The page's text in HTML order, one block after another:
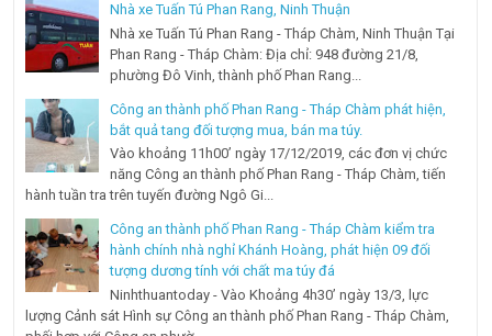
Nhà xe Tuấn Tú Phan Rang, Ninh Thuận
Nhà xe Tuấn Tú Phan Rang - Tháp Chàm, Ninh Thuận Tại
Phan Rang - Tháp Chàm: Địa chỉ: 948 đường 21/8,
phường Đô Vinh, thành phố Phan Rang...
Công an thành phố Phan Rang - Tháp Chàm phát hiện,
bắt quả tang đối tượng mua, bán ma túy.
Vào khoảng 11h00’ ngày 17/12/2019, các đơn vị chức
năng Công an thành phố Phan Rang - Tháp Chàm, tiến
hành tuần tra trên tuyến đường Ngô Gi...
Công an thành phố Phan Rang - Tháp Chàm kiểm tra
hành chính nhà nghỉ Khánh Hoàng, phát hiện 09 đối
tượng dương tính với chất ma túy đá
Ninhthuantoday - Vào Khoảng 4h30’ ngày 13/3, lực
lượng Cảnh sát Hình sự Công an thành phố Phan Rang - Tháp Chàm,